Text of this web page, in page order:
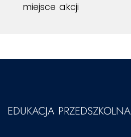
miejsce akcji
EDUKACJA PRZEDSZKOLNA